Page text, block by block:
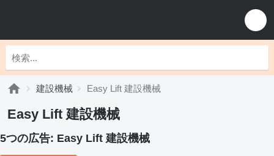
建設機械 Easy Lift 建設機械
Easy Lift 建設機械
5つの広告: Easy Lift 建設機械